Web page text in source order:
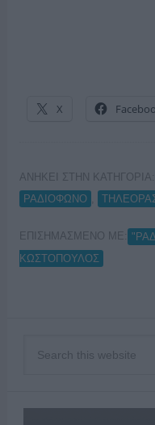
X
ΑΝΗΚΕΙ ΣΤΗΝ ΚΑΤΗΓΟΡΙΑ:
ΡΑΔΙΟΦΩΝΟ
ΕΠΙΣΗΜΑΣΜΕΝΟ ΜΕ:
ΚΩΣΤΟΠΟΥΛΟΣ